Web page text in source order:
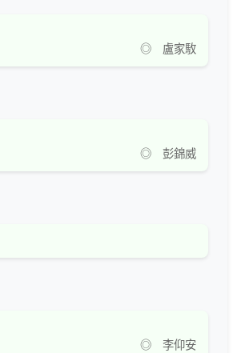
◎ 盧家駇
◎ 彭錦威
◎ 李仰安